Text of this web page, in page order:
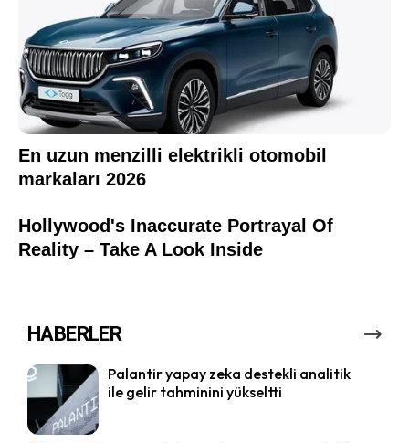
HABERLER
Palantir yapay zeka destekli analitik
ile gelir tahminini yükseltti